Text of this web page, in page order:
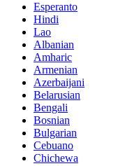
Esperanto
Hindi
Lao
Albanian
Amharic
Armenian
Azerbaijani
Belarusian
Bengali
Bosnian
Bulgarian
Cebuano
Chichewa